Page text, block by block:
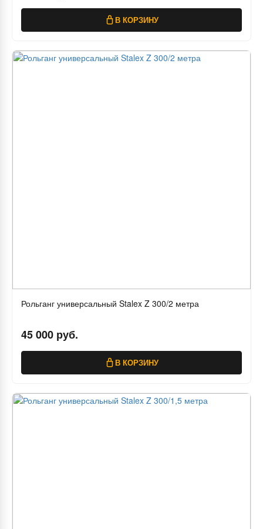
В КОРЗИНУ
Рольганг универсальный Stalex Z 300/2 метра
45 000 руб.
В КОРЗИНУ